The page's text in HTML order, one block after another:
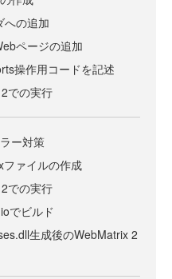
への追加
ページの追加
操作用コードを記述
での実行
ー対策
ファイルの作成
での実行
でビルド
生成後のWebMatrix 2